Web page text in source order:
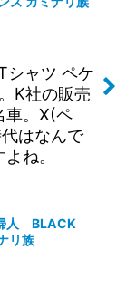
シャツ ペケ
K社の販売
車。X(ペ
はなんで
ね。
婦人 BLACK
リ族